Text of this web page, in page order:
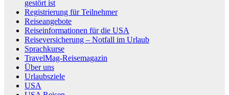
gestört ist
Registrierung für Teilnehmer
Reiseangebote
Reiseinformationen für die USA
Reiseversicherung – Notfall im Urlaub
Sprachkurse
TravelMag-Reisemagazin
Über uns
Urlaubsziele
USA